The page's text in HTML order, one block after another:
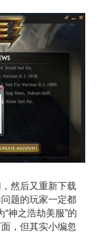
然后又重新下载
题的玩家一定都
神之浩劫美服”的
，但其实小编忽